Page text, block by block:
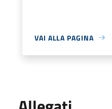
VAI ALLA PAGINA